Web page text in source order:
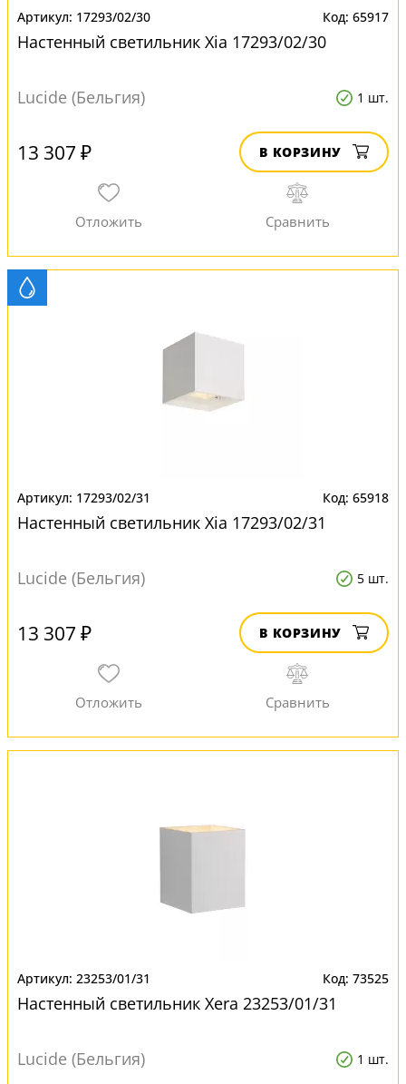
17293/02/30 65917
Настенный светильник Xia 17293/02/30
Lucide (Бельгия) 1 шт.
13 307 ₽ В КОРЗИНУ
17293/02/31 65918
Настенный светильник Xia 17293/02/31
Lucide (Бельгия) 5 шт.
13 307 ₽ В КОРЗИНУ
23253/01/31 73525
Настенный светильник Xera 23253/01/31
Lucide (Бельгия) 1 шт.